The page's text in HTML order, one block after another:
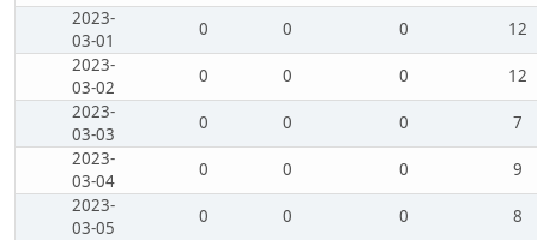
2023-
03-01
0 0 0
12
2023-
03-02
0 0 0
12
2023-
03-03
0 0 0
7
2023-
03-04
0 0 0
9
2023-
03-05
0 0 0
8